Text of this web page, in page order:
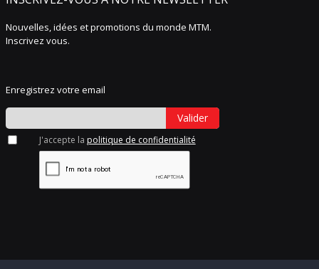
Nouvelles, idées et promotions du monde MTM.
Inscrivez vous.
Enregistrez votre email
Valider
J'accepte la politique de confidentialité